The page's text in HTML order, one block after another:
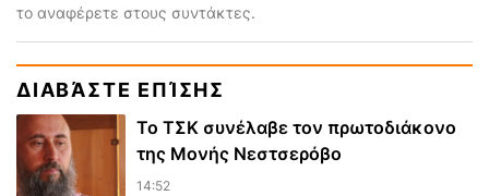
το αναφέρετε στους συντάκτες.
ΔΙΑΒΆΣΤΕ ΕΠΊΣΗΣ
Το ΤΣΚ συνέλαβε τον πρωτοδιάκονο
της Μονής Νεστσερόβο
14:52